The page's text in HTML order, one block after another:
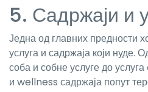
5. Садржаји и
Једна од главних предности
услуга и садржаја који нуде.
соба и собне услуге до
и wellness садржаја попут